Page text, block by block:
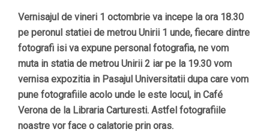
Vernisajul de vineri 1 octombrie va incepe la ora 18.30
pe peronul statiei de metrou Unirii 1 unde, fiecare dintre
fotografi isi va expune personal fotografia, ne vom
muta in statia de metrou Unirii 2 iar pe la 19.30 vom
vernisa expozitia in Pasajul Universitatii dupa care vom
pune fotografiile acolo unde le este locul, in Café
Verona de la Libraria Carturesti. Astfel fotografiile
noastre vor face o calatorie prin oras.